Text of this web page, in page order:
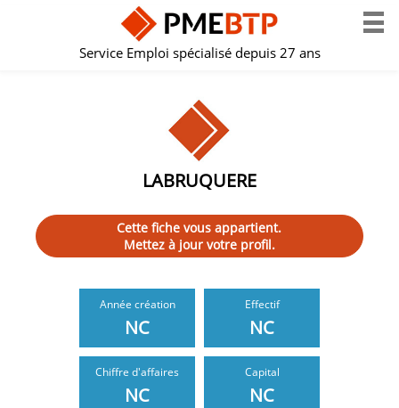
Service Emploi spécialisé depuis 27 ans
LABRUQUERE
Cette fiche vous appartient.
Mettez à jour votre profil.
Année création
NC
Effectif
NC
Chiffre d'affaires
NC
Capital
NC